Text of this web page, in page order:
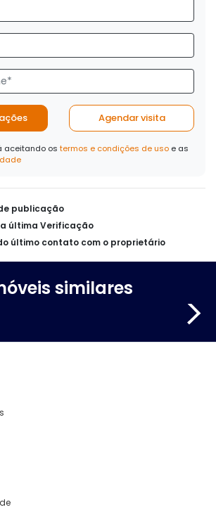
Agendar visita
aceitando os termos e condições de uso e as
publicação
última Verificação
último contato com o proprietário
similares